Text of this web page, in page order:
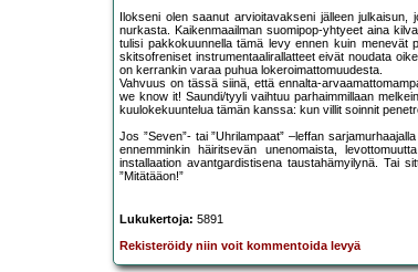
Ilokseni olen saanut arvioitavakseni jälleen
nurkasta. Kaikenmaailman suomipop-yhtyeet aina
tulisi pakkokuunnella tämä levy ennen kuin menevät
skitsofreniset instrumentaalirallatteet eivät noudata
on kerrankin varaa puhua lokeroimattomuudesta.
Vahvuus on tässä siinä, että ennalta-
we know it! Saundi/tyyli vaihtuu parhaimmillaan
kuulokekuuntelua tämän kanssa: kun villit soinnit
Jos ”Seven”- tai ”Uhrilampaat” –leffan
ennemminkin häiritsevän unenomaista,
installaation avantgardistisena taustahämyilynä. Tai
”Mitätääon!”
Lukukertoja: 5891
Rekisteröidy niin voit kommentoida levyä